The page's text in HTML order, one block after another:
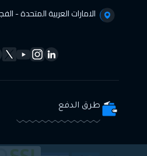
الامارات العربية المتحدة -
طرق الدفع